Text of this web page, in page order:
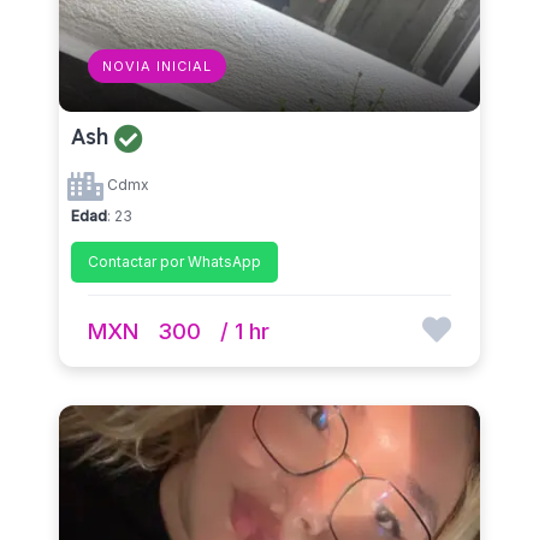
NOVIA INICIAL
Ash
Cdmx
Edad: 23
Contactar por WhatsApp
MXN 300 / 1 hr